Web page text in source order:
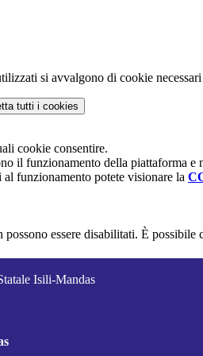
si avvalgono di cookie
tutti i cookies
cookie consentire.
il funzionamento della piattaforma e
funzionamento potete visionare la
essere disabilitati. È
Isili-Mandas